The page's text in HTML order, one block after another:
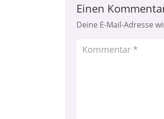
Einen
Deine E-Mail-Adresse